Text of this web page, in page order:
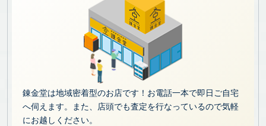
錬金堂は地域密着型のお店です！お電話一本で即日ご自宅
へ伺えます。また、店頭でも査定を行なっているので気軽
にお越しください。